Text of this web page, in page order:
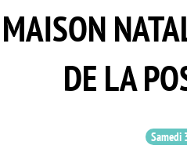
DE LA
Samedi